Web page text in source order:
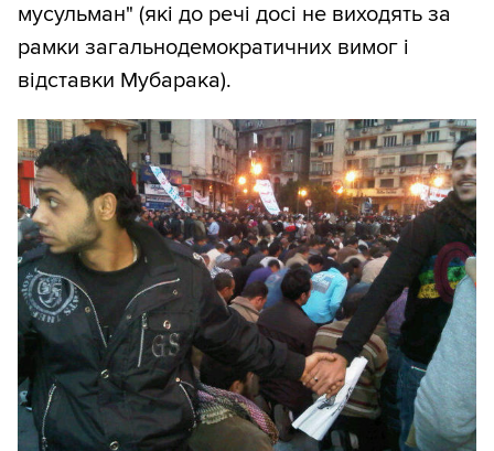
мусульман" (які до речі досі не виходять за
рамки загальнодемократичних вимог і
відставки Мубарака).